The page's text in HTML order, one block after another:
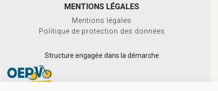
MENTIONS LÉGALES
Mentions légales
Politique de protection des données
Structure engagée dans la démarche